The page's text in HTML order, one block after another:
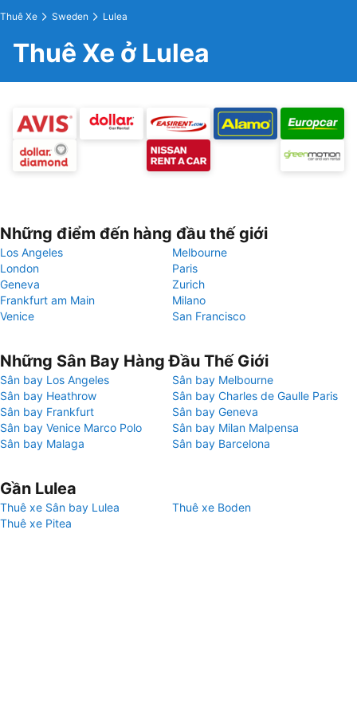
Thuê Xe Sweden Lulea
Thuê Xe ở Lulea
Những điểm đến hàng đầu thế giới
Los Angeles
Melbourne
London
Paris
Geneva
Zurich
Frankfurt am Main
Milano
Venice
San Francisco
Những Sân Bay Hàng Đầu Thế Giới
Sân bay Los Angeles
Sân bay Melbourne
Sân bay Heathrow
Sân bay Charles de Gaulle Paris
Sân bay Frankfurt
Sân bay Geneva
Sân bay Venice Marco Polo
Sân bay Milan Malpensa
Sân bay Malaga
Sân bay Barcelona
Gần Lulea
Thuê xe Sân bay Lulea
Thuê xe Boden
Thuê xe Pitea